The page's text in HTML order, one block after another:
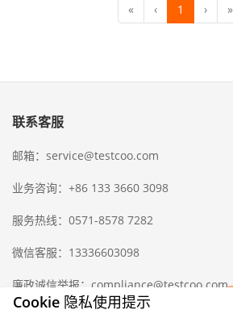
« ‹ 1 › »
联系客服
邮箱：service@testcoo.com
业务咨询：+86 133 3660 3098
服务热线：0571-8578 7282
微信客服：13336603098
廉政诚信举报：compliance@testcoo.com
Cookie 隐私使用提示